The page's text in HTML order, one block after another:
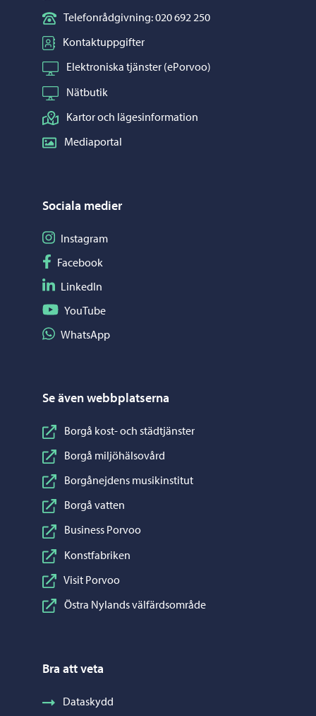
Telefonrådgivning: 020 692 250
Kontaktuppgifter
Elektroniska tjänster (ePorvoo)
Nätbutik
Kartor och lägesinformation
Mediaportal
Sociala medier
Följ på Instagram
Instagram
Följ på Facebook
Facebook
Följ på LinkedIn
LinkedIn
Följ på YouTube
YouTube
Dela på WhatsApp
WhatsApp
Se även webbplatserna
Borgå kost- och städtjänster
Borgå miljöhälsovård
Borgånejdens musikinstitut
Borgå vatten
Business Porvoo
Konstfabriken
Visit Porvoo
Östra Nylands välfärdsområde
Bra att veta
Dataskydd